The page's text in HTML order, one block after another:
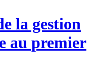
la gestion
au premier